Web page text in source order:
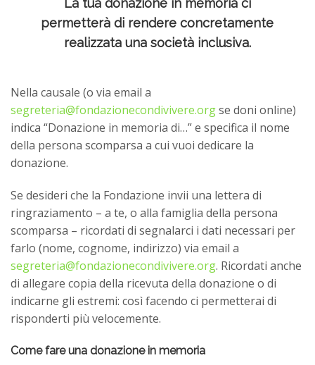
La tua donazione in memoria ci
permetterà di rendere concretamente
realizzata una società inclusiva.
Nella causale (o via email a
segreteria@fondazionecondivivere.orgse doni online)
indica “Donazione in memoria di…” e specifica il nome
della persona scomparsa a cui vuoi dedicare la
donazione.
Se desideri che la Fondazione invii una lettera di
ringraziamento – a te, o alla famiglia della persona
scomparsa – ricordati di segnalarci i dati necessari per
farlo (nome, cognome, indirizzo) via email a
segreteria@fondazionecondivivere.org. Ricordati anche
di allegare copia della ricevuta della donazione o di
indicarne gli estremi: così facendo ci permetterai di
risponderti più velocemente.
Come fare una donazione in memoria